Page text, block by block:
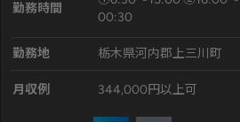
勤務時間
00:30
勤務地 栃木県河内郡上三川町
月収例 344,000円以上可